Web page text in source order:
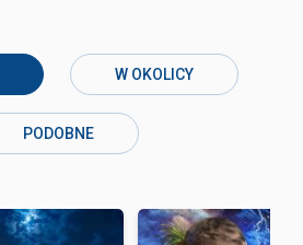
W OKOLICY
PODOBNE